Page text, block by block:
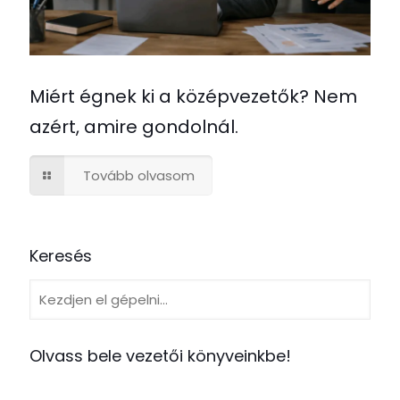
Miért égnek ki a középvezetők? Nem
azért, amire gondolnál.
Tovább olvasom
Keresés
Olvass bele vezetői könyveinkbe!